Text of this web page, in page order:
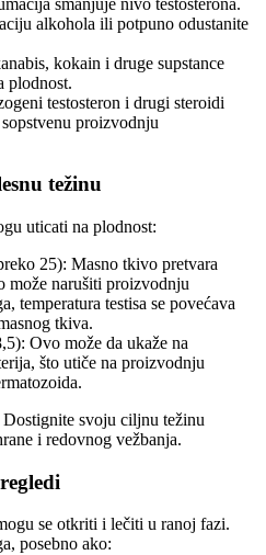
alkohola ili potpuno odustanite
kokain i druge supstance
plodnost.
testosteron i drugi steroidi
proizvodnju
težinu
uticati na plodnost:
25): Masno tkivo pretvara
može narušiti proizvodnju
temperatura testisa se povećava
tkiva.
Ovo može da ukaže na
što utiče na proizvodnju
svoju ciljnu težinu
i redovnog vežbanja.
se otkriti i lečiti u ranoj fazi.
posebno ako: